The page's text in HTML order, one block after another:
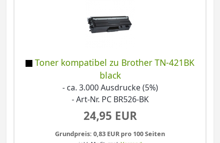
Toner kompatibel zu Brother TN-421BK
black
- ca. 3.000 Ausdrucke (5%)
- Art-Nr. PC BR526-BK
24,95 EUR
Grundpreis: 0,83 EUR pro 100 Seiten